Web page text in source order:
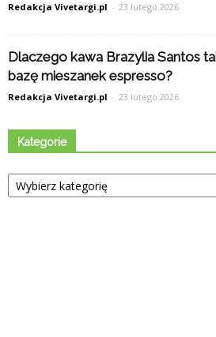
Redakcja Vivetargi.pl - 23 lutego 2026
Dlaczego kawa Brazylia Santos
bazę mieszanek espresso?
Redakcja Vivetargi.pl - 23 lutego 2026
Kategorie
Kategorie